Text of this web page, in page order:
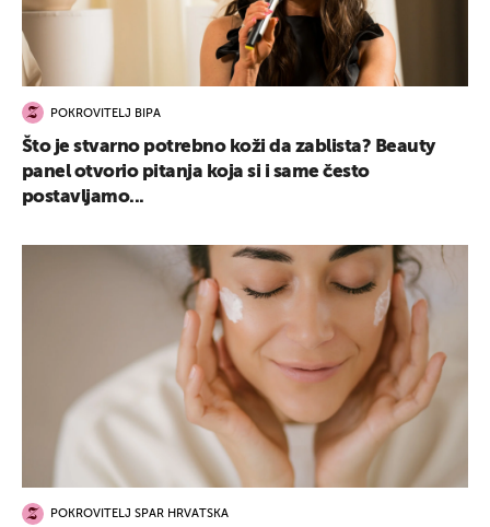
POKROVITELJ BIPA
Što je stvarno potrebno koži da zablista? Beauty
panel otvorio pitanja koja si i same često
postavljamo...
POKROVITELJ SPAR HRVATSKA